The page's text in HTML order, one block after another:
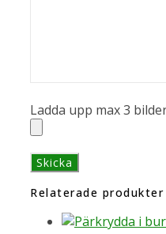
Ladda upp max 3
Relaterade produkter